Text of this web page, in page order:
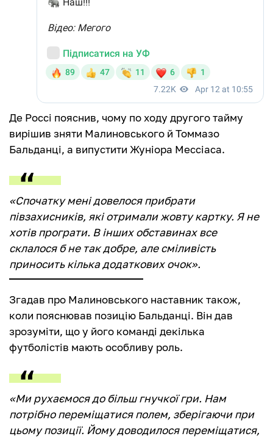
Де Россі пояснив, чому по ходу другого тайму
вирішив зняти Малиновського й Томмазо
Бальданці, а випустити Жуніора Мессіаса.
«Спочатку мені довелося прибрати
півзахисників, які отримали жовту картку. Я не
хотів програти. В інших обставинах все
склалося б не так добре, але сміливість
приносить кілька додаткових очок».
Згадав про Малиновського наставник також,
коли пояснював позицію Бальданці. Він дав
зрозуміти, що у його команді декілька
футболістів мають особливу роль.
«Ми рухаємося до більш гнучкої гри. Нам
потрібно переміщатися полем, зберігаючи при
цьому позиції. Йому доводилося переміщатися,